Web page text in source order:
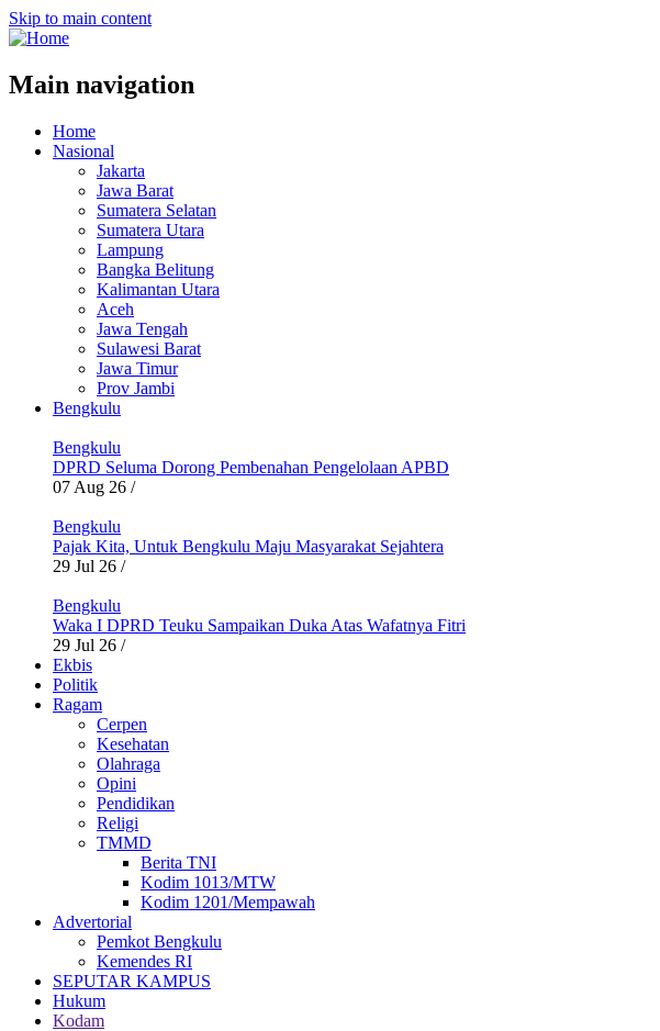
Skip to main content
Main navigation
Home
Nasional
Jakarta
Jawa Barat
Sumatera Selatan
Sumatera Utara
Lampung
Bangka Belitung
Kalimantan Utara
Aceh
Jawa Tengah
Sulawesi Barat
Jawa Timur
Prov Jambi
Bengkulu
Bengkulu
DPRD Seluma Dorong Pembenahan Pengelolaan APBD
07 Aug 26 /
Bengkulu
Pajak Kita, Untuk Bengkulu Maju Masyarakat Sejahtera
29 Jul 26 /
Bengkulu
Waka I DPRD Teuku Sampaikan Duka Atas Wafatnya Fitri
29 Jul 26 /
Ekbis
Politik
Ragam
Cerpen
Kesehatan
Olahraga
Opini
Pendidikan
Religi
TMMD
Berita TNI
Kodim 1013/MTW
Kodim 1201/Mempawah
Advertorial
Pemkot Bengkulu
Kemendes RI
SEPUTAR KAMPUS
Hukum
Kodam